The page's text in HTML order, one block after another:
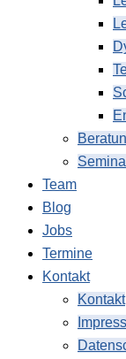
Team
Blog
Jobs
Termine
Kontakt
Kontakt